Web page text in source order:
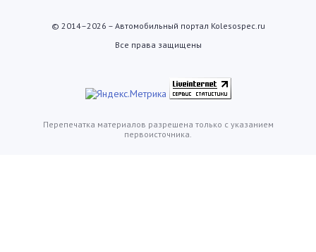
© 2014–2026 – Автомобильный портал Kolesospec.ru
Все права защищены
Перепечатка материалов разрешена только с указанием
первоисточника.